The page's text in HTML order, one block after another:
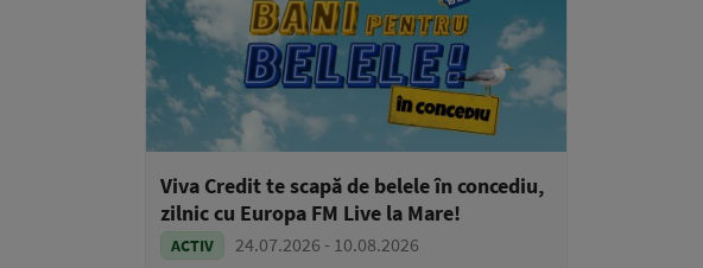
Viva Credit te scapă de belele în concediu,
zilnic cu Europa FM Live la Mare!
ACTIV 24.07.2026 - 10.08.2026